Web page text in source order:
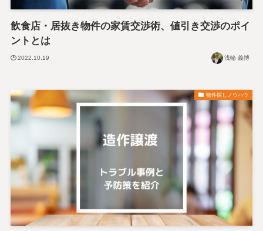
飲食店・居抜き物件の家賃交渉術、値引き交渉のポイ
ントとは
2022.10.19 浅輪 義博
物件探しノウハウ